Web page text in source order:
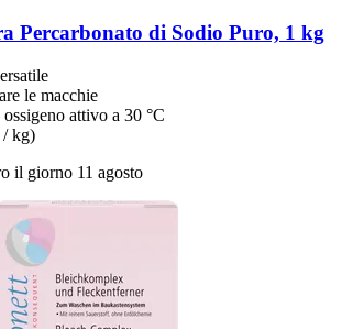
Percarbonato di Sodio Puro, 1 kg
le macchie
attivo a 30 °C
/ kg)
il giorno 11 agosto